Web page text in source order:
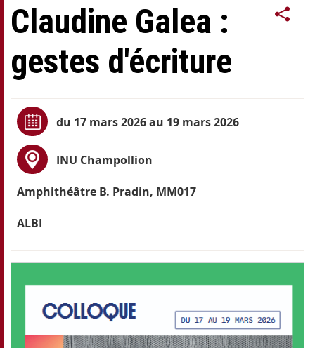
Claudine Galea :
gestes d'écriture
du 17 mars 2026 au 19 mars 2026
INU Champollion
Amphithéâtre B. Pradin, MM017
ALBI